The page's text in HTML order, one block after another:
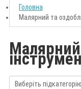
Головна
Малярний та
Виберіть підкатегорію